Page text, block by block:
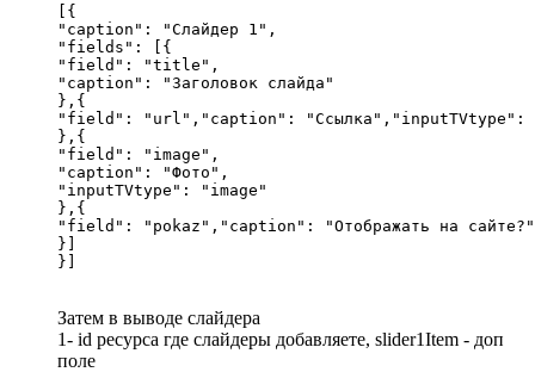
[{
"caption": "Слайдер 1",
"fields": [{
"field": "title",
"caption": "Заголовок слайда"
},{
"field": "url","caption":
},{
"field": "image",
"caption": "Фото",
"inputTVtype": "image"
},{
"field": "pokaz","caption": "Отображать на
}]
}]
Затем в выводе слайдера
1- id ресурса где слайдеры добавляете, slider1Item - доп
поле